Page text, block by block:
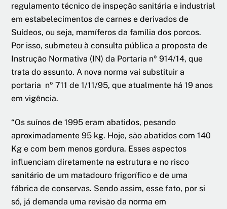
regulamento técnico de inspeção sanitária e industrial
em estabelecimentos de carnes e derivados de
Suídeos, ou seja, mamíferos da família dos porcos.
Por isso, submeteu à consulta pública a proposta de
Instrução Normativa (IN) da Portaria nº 914/14, que
trata do assunto. A nova norma vai substituir a
portaria nº 711 de 1/11/95, que atualmente há 19 anos
em vigência.
“Os suínos de 1995 eram abatidos, pesando
aproximadamente 95 kg. Hoje, são abatidos com 140
Kg e com bem menos gordura. Esses aspectos
influenciam diretamente na estrutura e no risco
sanitário de um matadouro frigorífico e de uma
fábrica de conservas. Sendo assim, esse fato, por si
só, já demanda uma revisão da norma em